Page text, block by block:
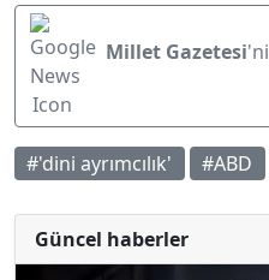
Millet Gazetesi
#'dini ayrımcılık' #ABD
Güncel haberler